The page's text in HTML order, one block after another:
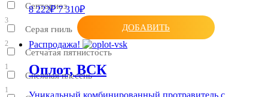
Септориоз
3
Серая гниль
2
Сетчатая пятнистость
1
Снежная плесень
1
8 222₽ 7 310₽
ДОБАВИТЬ
Распродажа!
Оплот, ВСК